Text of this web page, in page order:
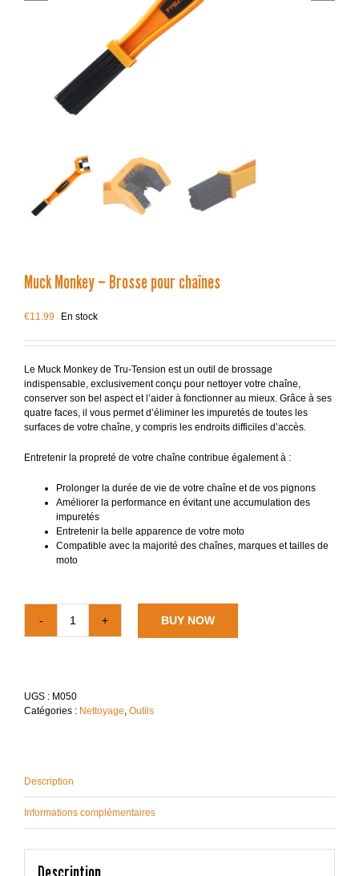
Muck Monkey – Brosse pour chaînes
€11.99 En stock
Le Muck Monkey de Tru-Tension est un outil de brossage
indispensable, exclusivement conçu pour nettoyer votre chaîne,
conserver son bel aspect et l’aider à fonctionner au mieux. Grâce à ses
quatre faces, il vous permet d’éliminer les impuretés de toutes les
surfaces de votre chaîne, y compris les endroits difficiles d’accès.
Entretenir la propreté de votre chaîne contribue également à :
Prolonger la durée de vie de votre chaîne et de vos pignons
Améliorer la performance en évitant une accumulation des
impuretés
Entretenir la belle apparence de votre moto
Compatible avec la majorité des chaînes, marques et tailles de
moto
quantité
de
Brosse
pour
BUY NOW
UGS : M050
Catégories : Nettoyage, Outils
Description
Informations complémentaires